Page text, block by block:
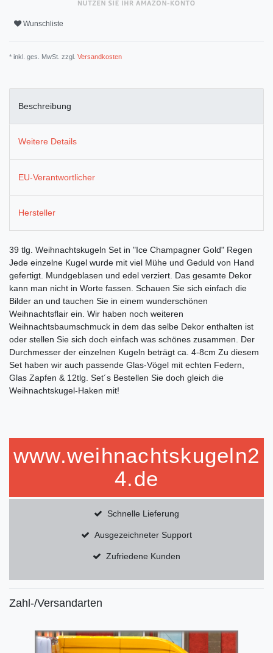
Wunschliste
* inkl. ges. MwSt. zzgl. Versandkosten
Beschreibung
Weitere Details
EU-Verantwortlicher
Hersteller
39 tlg. Weihnachtskugeln Set in "Ice Champagner Gold" Regen
Jede einzelne Kugel wurde mit viel Mühe und Geduld von Hand
gefertigt. Mundgeblasen und edel verziert. Das gesamte Dekor
kann man nicht in Worte fassen. Schauen Sie sich einfach die
Bilder an und tauchen Sie in einem wunderschönen
Weihnachtsflair ein. Wir haben noch weiteren
Weihnachtsbaumschmuck in dem das selbe Dekor enthalten ist
oder stellen Sie sich doch einfach was schönes zusammen. Der
Durchmesser der einzelnen Kugeln beträgt ca. 4-8cm Zu diesem
Set haben wir auch passende Glas-Vögel mit echten Federn,
Glas Zapfen & 12tlg. Set´s Bestellen Sie doch gleich die
Weihnachtskugel-Haken mit!
www.weihnachtskugeln2
4.de
Schnelle Lieferung
Ausgezeichneter Support
Zufriedene Kunden
Zahl-/Versandarten